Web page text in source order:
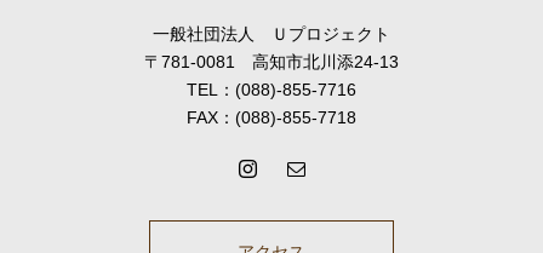
一般社団法人 Ｕプロジェクト
〒781-0081 高知市北川添24-13
TEL：(088)-855-7716
FAX：(088)-855-7718